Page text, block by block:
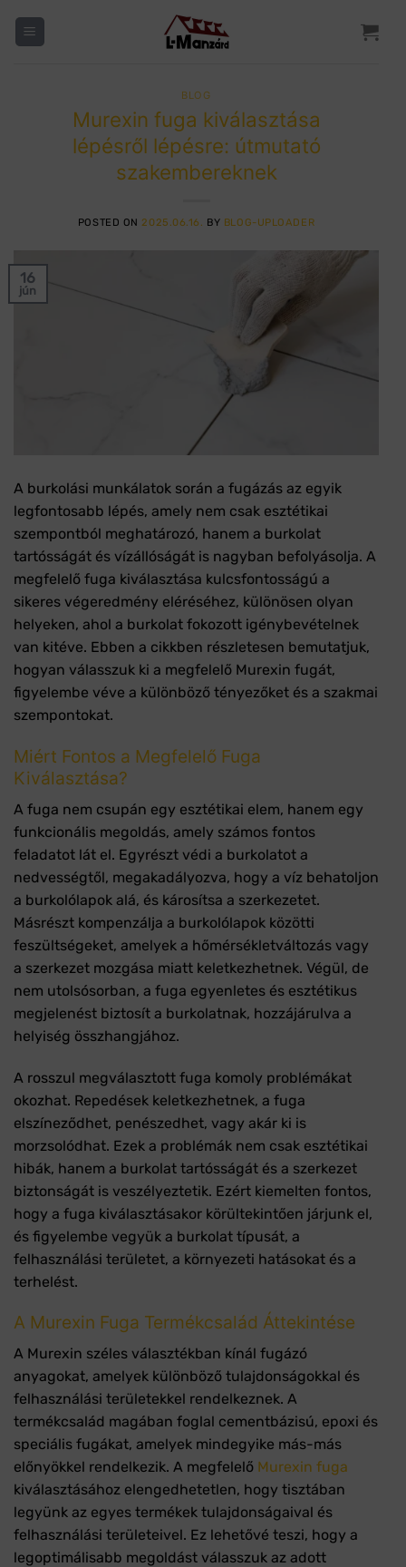
BLOG
Murexin fuga kiválasztása
lépésről lépésre: útmutató
szakembereknek
POSTED ON 2025.06.16. BY BLOG-UPLOADER
16
jún
A burkolási munkálatok során a fugázás az egyik
legfontosabb lépés, amely nem csak esztétikai
szempontból meghatározó, hanem a burkolat
tartósságát és vízállóságát is nagyban befolyásolja. A
megfelelő fuga kiválasztása kulcsfontosságú a
sikeres végeredmény eléréséhez, különösen olyan
helyeken, ahol a burkolat fokozott igénybevételnek
van kitéve. Ebben a cikkben részletesen bemutatjuk,
hogyan válasszuk ki a megfelelő Murexin fugát,
figyelembe véve a különböző tényezőket és a szakmai
szempontokat.
Miért Fontos a Megfelelő Fuga
Kiválasztása?
A fuga nem csupán egy esztétikai elem, hanem egy
funkcionális megoldás, amely számos fontos
feladatot lát el. Egyrészt védi a burkolatot a
nedvességtől, megakadályozva, hogy a víz behatoljon
a burkolólapok alá, és károsítsa a szerkezetet.
Másrészt kompenzálja a burkolólapok közötti
feszültségeket, amelyek a hőmérsékletváltozás vagy
a szerkezet mozgása miatt keletkezhetnek. Végül, de
nem utolsósorban, a fuga egyenletes és esztétikus
megjelenést biztosít a burkolatnak, hozzájárulva a
helyiség összhangjához.
A rosszul megválasztott fuga komoly problémákat
okozhat. Repedések keletkezhetnek, a fuga
elszíneződhet, penészedhet, vagy akár ki is
morzsolódhat. Ezek a problémák nem csak esztétikai
hibák, hanem a burkolat tartósságát és a szerkezet
biztonságát is veszélyeztetik. Ezért kiemelten fontos,
hogy a fuga kiválasztásakor körültekintően járjunk el,
és figyelembe vegyük a burkolat típusát, a
felhasználási területet, a környezeti hatásokat és a
terhelést.
A Murexin Fuga Termékcsalád Áttekintése
A Murexin széles választékban kínál fugázó
anyagokat, amelyek különböző tulajdonságokkal és
felhasználási területekkel rendelkeznek. A
termékcsalád magában foglal cementbázisú, epoxi és
speciális fugákat, amelyek mindegyike más-más
előnyökkel rendelkezik. A megfelelő Murexin fuga
kiválasztásához elengedhetetlen, hogy tisztában
legyünk az egyes termékek tulajdonságaival és
felhasználási területeivel. Ez lehetővé teszi, hogy a
legoptimálisabb megoldást válasszuk az adott